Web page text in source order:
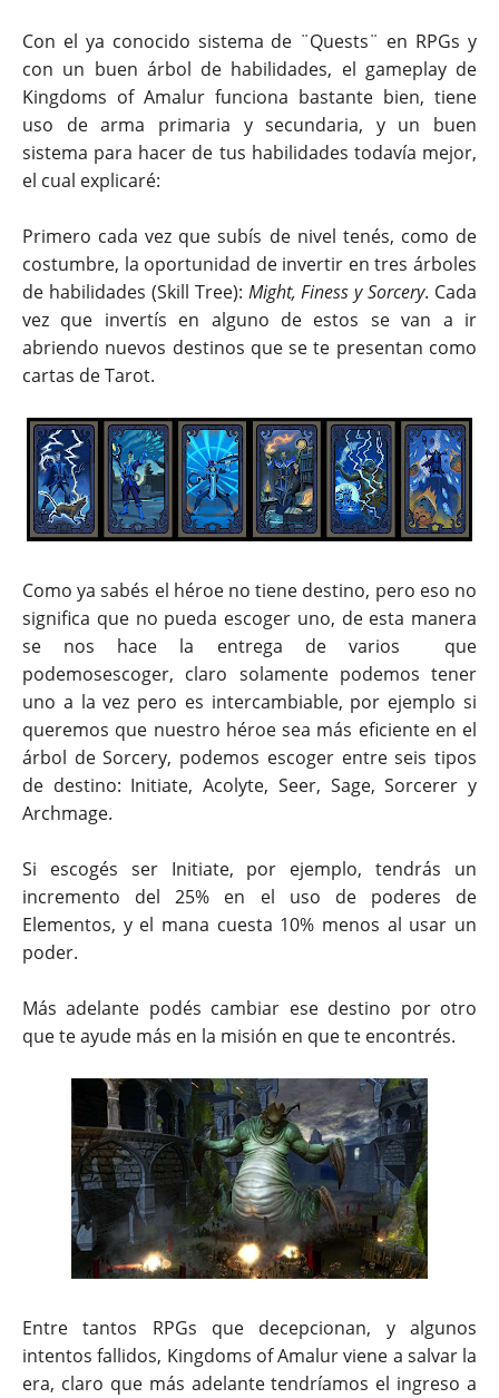
Con el ya conocido sistema de ¨Quests¨ en RPGs y
con un buen árbol de habilidades, el gameplay de
Kingdoms of Amalur funciona bastante bien, tiene
uso de arma primaria y secundaria, y un buen
sistema para hacer de tus habilidades todavía mejor,
el cual explicaré:
Primero cada vez que subís de nivel tenés, como de
costumbre, la oportunidad de invertir en tres árboles
de habilidades (Skill Tree): Might, Finess y Sorcery. Cada
vez que invertís en alguno de estos se van a ir
abriendo nuevos destinos que se te presentan como
cartas de Tarot.
Como ya sabés el héroe no tiene destino, pero eso no
significa que no pueda escoger uno, de esta manera
se nos hace la entrega de varios que
podemosescoger, claro solamente podemos tener
uno a la vez pero es intercambiable, por ejemplo si
queremos que nuestro héroe sea más eficiente en el
árbol de Sorcery, podemos escoger entre seis tipos
de destino: Initiate, Acolyte, Seer, Sage, Sorcerer y
Archmage.
Si escogés ser Initiate, por ejemplo, tendrás un
incremento del 25% en el uso de poderes de
Elementos, y el mana cuesta 10% menos al usar un
poder.
Más adelante podés cambiar ese destino por otro
que te ayude más en la misión en que te encontrés.
Entre tantos RPGs que decepcionan, y algunos
intentos fallidos, Kingdoms of Amalur viene a salvar la
era, claro que más adelante tendríamos el ingreso a